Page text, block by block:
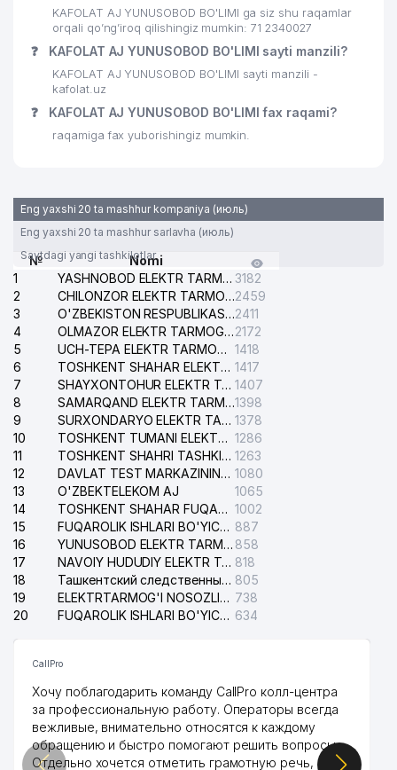
KAFOLAT AJ YUNUSOBOD BO'LIMI ga siz shu raqamlar
orqali qo’ng’iroq qilishingiz mumkin: 71 2340027
❓ KAFOLAT AJ YUNUSOBOD BO'LIMI sayti manzili?
KAFOLAT AJ YUNUSOBOD BO'LIMI sayti manzili -
kafolat.uz
❓ KAFOLAT AJ YUNUSOBOD BO'LIMI fax raqami?
raqamiga fax yuborishingiz mumkin.
Eng yaxshi 20 ta mashhur kompaniya (июль)
Eng yaxshi 20 ta mashhur sarlavha (июль)
Saytdagi yangi tashkilotlar
№
Nomi
1
YASHNOBOD ELEKTR TARMOG'I NOSOZLIKLARI XIZMATI 3182
2
CHILONZOR ELEKTR TARMOG'I NOSOZLIK XIZMATI2459
3
O'ZBEKISTON RESPUBLIKASI BOSH PROKURATURASI ISHONCH TELEFONI2411
4
OLMAZOR ELEKTR TARMOG'I NOSOZLIKLARI XIZMATI2172
5
UCH-TEPA ELEKTR TARMOG'I NOSOZLIKLARI XIZMATI 1418
6
TOSHKENT SHAHAR ELEKTR TARMOQLARI KORXONASI AJ 1417
7
SHAYXONTOHUR ELEKTR TARMOG'I NOSOZLIKLARINI TUZATISH XIZMATI 1407
8
SAMARQAND ELEKTR TARMOQLARI AJ1398
9
SURXONDARYO ELEKTR TARMOQLARI AJ 1378
10
TOSHKENT TUMANI ELEKTR TARMOG'I AVARIYA XIZMATI 1286
11
TOSHKENT SHAHRI TASHKILOT TELEFONLARI HAQIDA MA'LUMOT BYUROSI 1263
12
DAVLAT TEST MARKAZINING ISHONCH TELEFONLARI 1080
13
O'ZBEKTELEKOM AJ
1065
14
TOSHKENT SHAHAR FUQAROLIK ISHLARI BO'YICHA SUDI 1002
15
FUQAROLIK ISHLARI BO'YICHA YAKKASAROY TUMANLARARO SUDI 887
16
YUNUSOBOD ELEKTR TARMOG'I NOSOZLIKLARI XIZMATI 858
17
NAVOIY HUDUDIY ELEKTR TARMOQLARI KORXONASI AJ 818
18
Ташкентский следственный изолятор 805
19
ELEKTRTARMOG'I NOSOZLIKLARINI TO'ZATISH SERGELI XIZMATI 738
20
FUQAROLIK ISHLARI BO'YICHA UCH-TEPA TUMANI SUDI 634
CallPro
Хочу поблагодарить команду CallPro колл-центра
за профессиональную работу. Операторы всегда
вежливые, внимательно относятся к каждому
обращению и быстро помогают решить вопросы.
Отдельно хочется отметить грамотную речь,